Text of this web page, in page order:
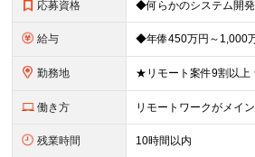
応募資格
給与
勤務地
働き方 リモートワークがメイン
残業時間 10時間以内